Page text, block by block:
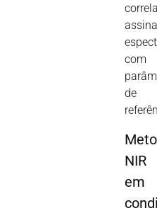
com
de
NIR
em